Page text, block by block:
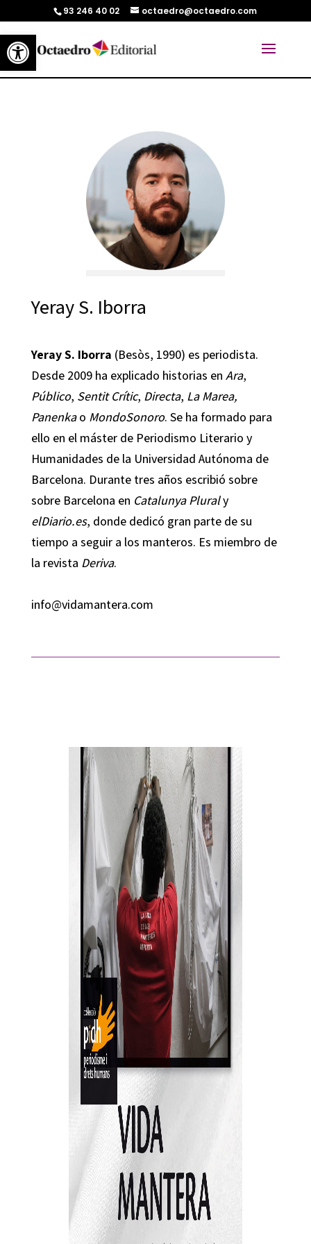
Abrir barra de herramientas
93 246 40 02 octaedro@octaedro.com
Yeray S. Iborra
Yeray S. Iborra (Besòs, 1990) es periodista.
Desde 2009 ha explicado historias en Ara,
Público, Sentit Crític, Directa, La Marea,
Panenkao MondoSonoro. Se ha formado para
ello en el máster de Periodismo Literario y
Humanidades de la Universidad Autónoma de
Barcelona. Durante tres años escribió sobre
sobre Barcelona en Catalunya Pluraly
elDiario.es, donde dedicó gran parte de su
tiempo a seguir a los manteros. Es miembro de
la revista Deriva.
info@vidamantera.com